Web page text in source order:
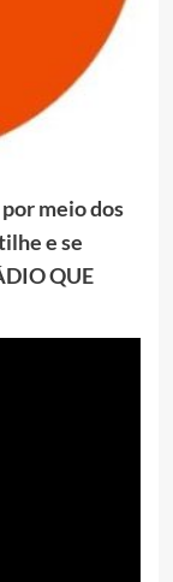
meio dos
e se
QUE